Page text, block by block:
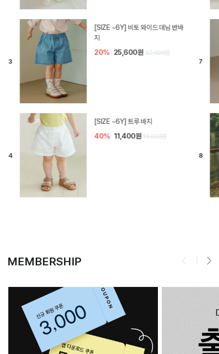
[SIZE ~6Y] 라핀 카프리 팬츠
30%
엘로디 니트 아기 바지
30% 14,000원 20,000원
MEMBERSHIP